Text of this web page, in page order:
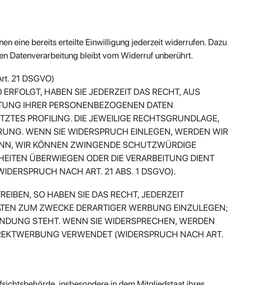
eine bereits erteilte Einwilligung jederzeit widerrufen. Dazu
Datenverarbeitung bleibt vom Widerruf unberührt.
21 DSGVO)
HABEN SIE JEDERZEIT DAS RECHT, AUS
IHRER PERSONENBEZOGENEN DATEN
PROFILING. DIE JEWEILIGE RECHTSGRUNDLAGE,
WENN SIE WIDERSPRUCH EINLEGEN, WERDEN WIR
WIR KÖNNEN ZWINGENDE SCHUTZWÜRDIGE
ÜBERWIEGEN ODER DIE VERARBEITUNG DIENT
NACH ART. 21 ABS. 1 DSGVO).
SO HABEN SIE DAS RECHT, JEDERZEIT
ZUM ZWECKE DERARTIGER WERBUNG EINZULEGEN;
STEHT. WENN SIE WIDERSPRECHEN, WERDEN
VERWENDET (WIDERSPRUCH NACH ART.